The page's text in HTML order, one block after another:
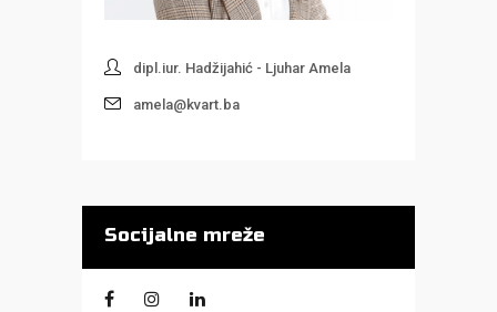
dipl.iur. Hadžijahić - Ljuhar Amela
amela@kvart.ba
Socijalne mreže